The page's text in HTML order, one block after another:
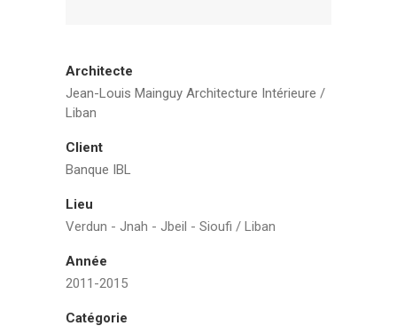
Architecte
Jean-Louis Mainguy Architecture Intérieure /
Liban
Client
Banque IBL
Lieu
Verdun - Jnah - Jbeil - Sioufi / Liban
Année
2011-2015
Catégorie